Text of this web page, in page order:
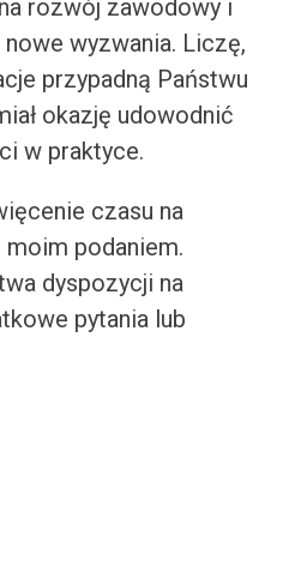
rozwój zawodowy i
wyzwania. Liczę,
przypadną Państwu
okazję udowodnić
w praktyce.
czasu na
podaniem.
dyspozycji na
pytania lub